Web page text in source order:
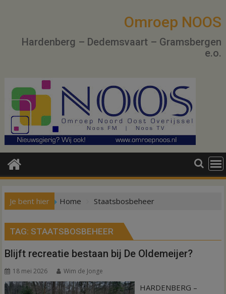
Omroep NOOS
Hardenberg – Dedemsvaart – Gramsbergen
e.o.
Je bent hier Home Staatsbosbeheer
TAG:STAATSBOSBEHEER
Blijft recreatie bestaan bij De Oldemeijer?
18 mei 2026 Wim de Jonge
HARDENBERG –